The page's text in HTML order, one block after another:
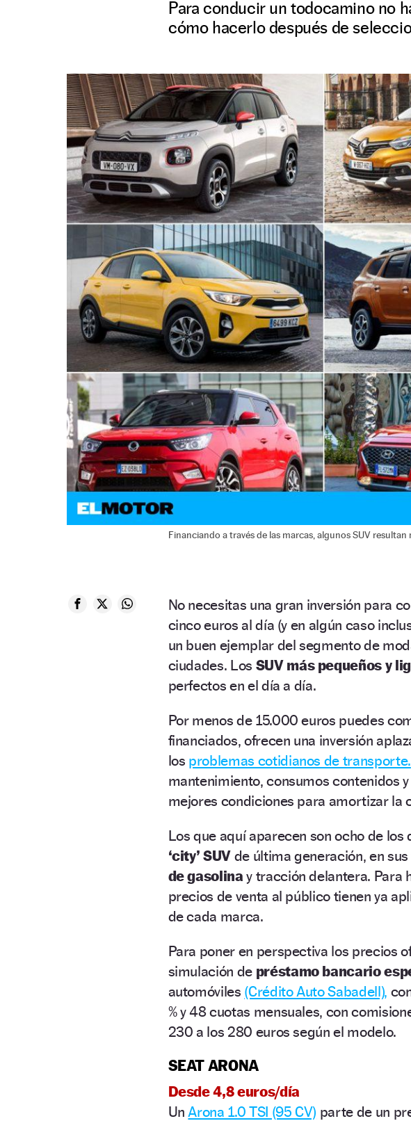
Para conducir un todocamino no
cómo hacerlo después de
Financiando a través de las marcas, algunos SUV resultan
No necesitas una gran inversión para
cinco euros al día (y en algún caso
un buen ejemplar del segmento de
ciudades. Los SUV más pequeños y
perfectos en el día a día.
Por menos de 15.000 euros puedes
financiados, ofrecen una inversión
los problemas cotidianos de transporte.
mantenimiento, consumos contenidos
mejores condiciones para amortizar la
Los que aquí aparecen son ocho de los
‘city’ SUV de última generación, en
de gasolina y tracción delantera. Para
precios de venta al público tienen ya
de cada marca.
Para poner en perspectiva los precios
simulación de préstamo bancario
automóviles (Crédito Auto Sabadell),
% y 48 cuotas mensuales, con
230 a los 280 euros según el modelo.
SEAT ARONA
Desde 4,8 euros/día
Un Arona 1.0 TSI (95 CV) parte de un